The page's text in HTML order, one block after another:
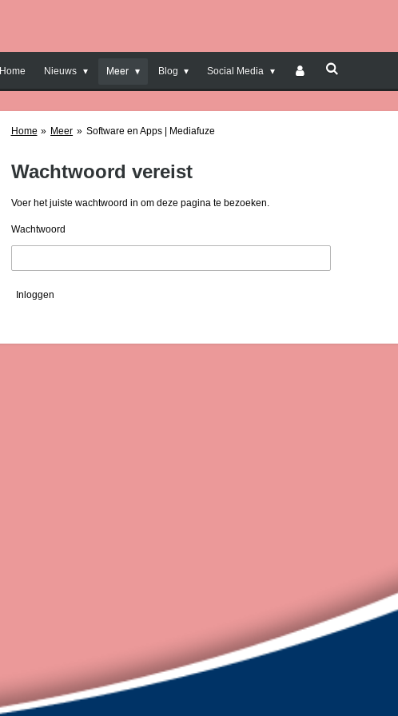
Home Nieuws Meer Blog Social Media
Home » Meer » Software en Apps | Mediafuze
Wachtwoord vereist
Voer het juiste wachtwoord in om deze pagina te bezoeken.
Wachtwoord
Inloggen